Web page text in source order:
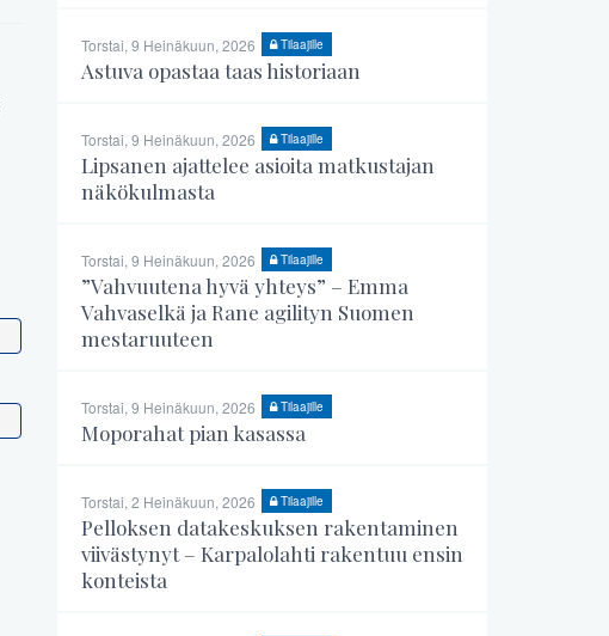
Torstai, 9 Heinäkuun, 2026 Tilaajille
Astuva opastaa taas historiaan
Torstai, 9 Heinäkuun, 2026 Tilaajille
Lipsanen ajattelee asioita matkustajan
näkökulmasta
Torstai, 9 Heinäkuun, 2026 Tilaajille
”Vahvuutena hyvä yhteys” – Emma
Vahvaselkä ja Rane agilityn Suomen
mestaruuteen
Torstai, 9 Heinäkuun, 2026 Tilaajille
Moporahat pian kasassa
Torstai, 2 Heinäkuun, 2026 Tilaajille
Pelloksen datakeskuksen rakentaminen
viivästynyt – Karpalolahti rakentuu ensin
konteista